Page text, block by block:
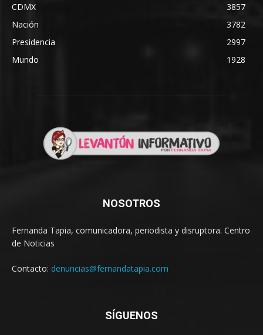
CDMX
3857
Nación
3782
Presidencia
2997
Mundo
1928
NOSOTROS
Fernanda Tapia, comunicadora, periodista y disruptora. Centro
de Noticias
Contacto: denuncias@fernandatapia.com
SÍGUENOS